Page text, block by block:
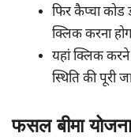
फिर कैप्चा
क्लिक करना
यहां क्लिक
स्थिति की पूरी
फसल बीमा